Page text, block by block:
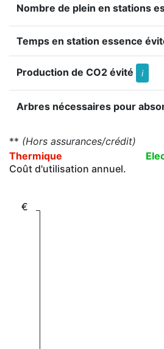
Nombre de plein en stations
Temps en station essence
Production de CO2 évité i
Arbres nécessaires pour
** (Hors assurances/crédit)
Thermique
Coût d'utilisation annuel.
€